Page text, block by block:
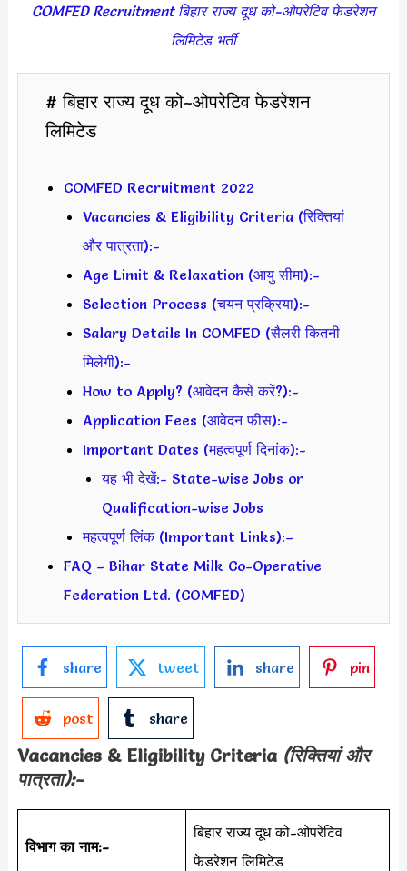
COMFED Recruitment बिहार राज्य दूध को-ओपरेटिव फेडरेशन
लिमिटेड भर्ती
# बिहार राज्य दूध को-ओपरेटिव फेडरेशन
लिमिटेड
COMFED Recruitment 2022
Vacancies & Eligibility Criteria (रिक्तियां
और पात्रता):-
Age Limit & Relaxation (आयु सीमा):-
Selection Process (चयन प्रक्रिया):-
Salary Details In COMFED (सैलरी कितनी
मिलेगी):-
How to Apply? (आवेदन कैसे करें?):-
Application Fees (आवेदन फीस):-
Important Dates (महत्वपूर्ण दिनांक):-
यह भी देखें:- State-wise Jobs or
Qualification-wise Jobs
महत्वपूर्ण लिंक (Important Links):–
FAQ – Bihar State Milk Co-Operative
Federation Ltd. (COMFED)
share tweet share pin
post share
Vacancies & Eligibility Criteria (रिक्तियां और
पात्रता):-
विभाग का नाम:-
बिहार राज्य दूध को-ओपरेटिव
फेडरेशन लिमिटेड